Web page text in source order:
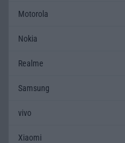
Motorola
Nokia
Realme
Samsung
vivo
Xiaomi